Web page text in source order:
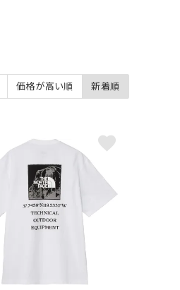
価格が高い順 新着順